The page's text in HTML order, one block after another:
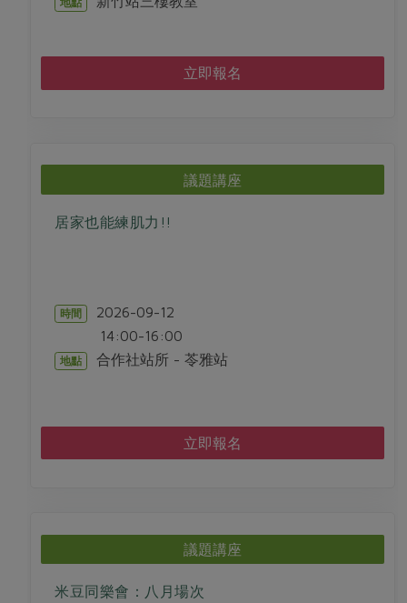
立即報名
議題講座
居家也能練肌力!!
時間 2026-09-12
14:00-16:00
地點 合作社站所 - 苓雅站
立即報名
議題講座
米豆同樂會：八月場次